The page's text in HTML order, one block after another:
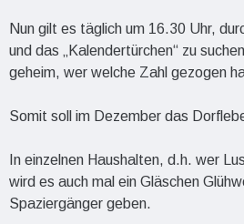
Nun gilt es täglich um 16.30 Uhr,
und das „Kalendertürchen“ zu
geheim, wer welche Zahl gezogen
Somit soll im Dezember das
In einzelnen Haushalten, d.h. wer
wird es auch mal ein Gläschen
Spaziergänger geben.